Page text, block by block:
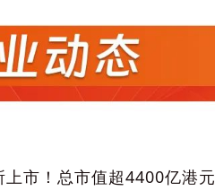
上市！总市值超4400亿港元